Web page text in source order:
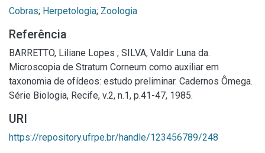
Cobras; Herpetologia; Zoologia
Referência
BARRETTO, Liliane Lopes ; SILVA, Valdir Luna da.
Microscopia de Stratum Corneum como auxiliar em
taxonomia de ofídeos: estudo preliminar. Cadernos Ômega.
Série Biologia, Recife, v.2, n.1, p.41-47, 1985.
URI
https://repository.ufrpe.br/handle/123456789/248